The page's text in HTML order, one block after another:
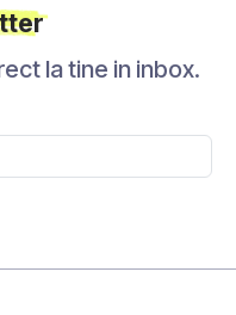
la tine in inbox.